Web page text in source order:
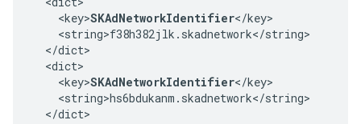
    <key>
SKAdNetworkIdentifier</key>
    <string>f38h382jlk.skadnetwork</string>
  </dict>
  <dict>
    <key>
SKAdNetworkIdentifier</key>
    <string>hs6bdukanm.skadnetwork</string>
  </dict>